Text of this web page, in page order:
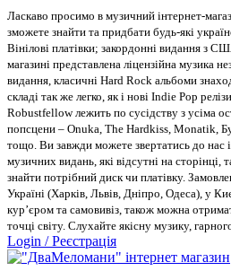
Ласкаво просимо в музичний інтернет-
зможете знайти та придбати будь-які
Вінілові платівки; закордонні видання з
магазині представлена ліцензійна музика
видання, класичні Hard Rock альбоми
складі так же легко, як і нові Indie Pop
Robustfellow лежить по сусідству з усіма
попсцени – Onuka, The Hardkiss, Monatik,
тощо. Ви завжди можете звертатись до нас
музичних видань, які відсутні на сторінці,
знайти потрібний диск чи платівку.
Україні (Харків, Львів, Дніпро, Одеса), у
кур’єром та самовивіз, також можна
точці світу. Слухайте якісну музику,
Login /Реєстрація